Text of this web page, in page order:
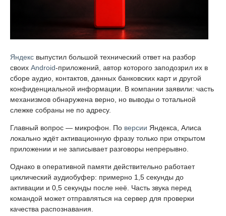
Яндекс выпустил большой технический ответ на разбор
своих Android-приложений, автор которого заподозрил их в
сборе аудио, контактов, данных банковских карт и другой
конфиденциальной информации. В компании заявили: часть
механизмов обнаружена верно, но выводы о тотальной
слежке собраны не по адресу.
Главный вопрос — микрофон. По версии Яндекса, Алиса
локально ждёт активационную фразу только при открытом
приложении и не записывает разговоры непрерывно.
Однако в оперативной памяти действительно работает
циклический аудиобуфер: примерно 1,5 секунды до
активации и 0,5 секунды после неё. Часть звука перед
командой может отправляться на сервер для проверки
качества распознавания.